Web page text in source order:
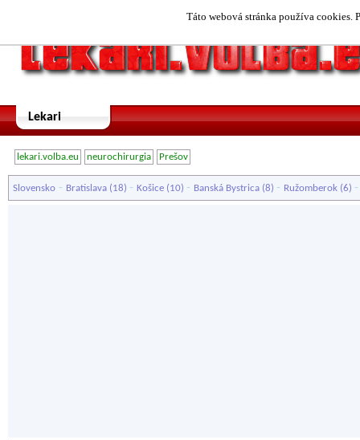
Táto webová stránka používa cookies.
Lekari
lekari.volba.eu neurochirurgia Prešov
Slovensko - Bratislava (18) - Košice (10) - Banská Bystrica (8) - Ružomberok (6)